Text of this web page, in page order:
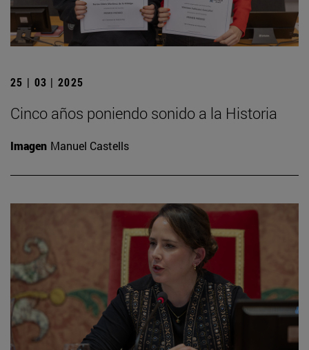
25 | 03 | 2025
Cinco años poniendo sonido a la Historia
Imagen Manuel Castells